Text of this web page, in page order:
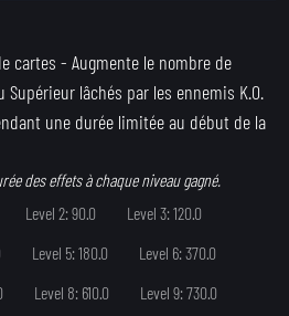
cartes - Augmente le nombre de
Supérieur lâchés par les ennemis K.O.
une durée limitée au début de la
des effets à chaque niveau gagné.
Level 2: 90.0
Level 3: 120.0
Level 5: 180.0
Level 6: 370.0
Level 8: 610.0
Level 9: 730.0